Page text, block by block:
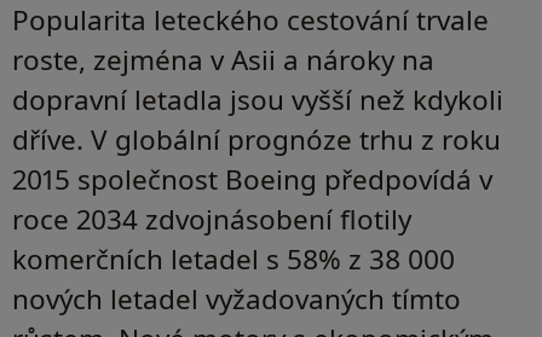
Popularita leteckého cestování trvale
roste, zejména v Asii a nároky na
dopravní letadla jsou vyšší než kdykoli
dříve. V globální prognóze trhu z roku
2015 společnost Boeing předpovídá v
roce 2034 zdvojnásobení flotily
komerčních letadel s 58% z 38 000
nových letadel vyžadovaných tímto